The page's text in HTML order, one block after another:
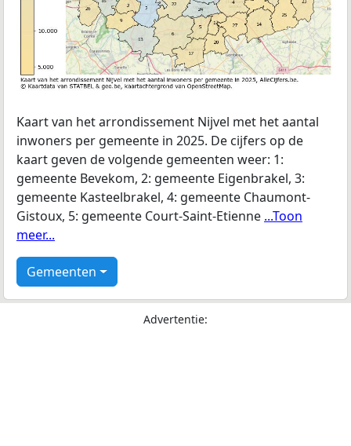
Kaart van het arrondissement Nijvel met het aantal
inwoners per gemeente in 2025. De cijfers op de
kaart geven de volgende gemeenten weer: 1:
gemeente Bevekom, 2: gemeente Eigenbrakel, 3:
gemeente Kasteelbrakel, 4: gemeente Chaumont-
Gistoux, 5: gemeente Court-Saint-Etienne ...Toon
meer...
Gemeenten
Advertentie: